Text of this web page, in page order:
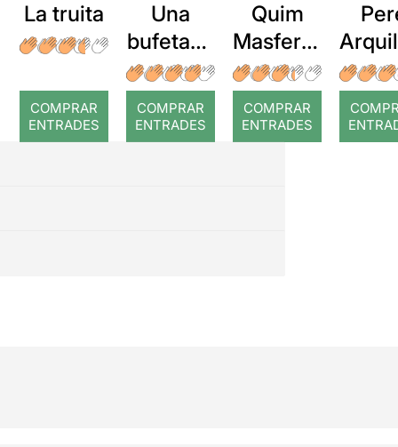
La truita
COMPRAR
ENTRADES
Una
bufetada
a temps
COMPRAR
ENTRADES
Quim
Masferre
r: Temps
COMPRAR
ENTRADES
: